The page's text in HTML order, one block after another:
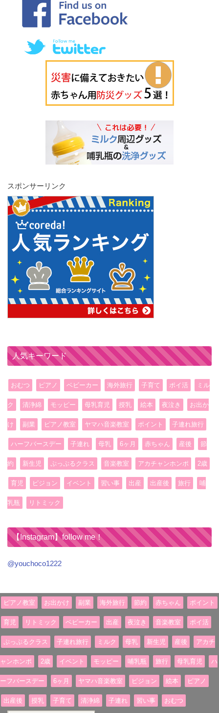
スポンサーリンク
人気キーワード
おむつ ピアノ ベビーカー 海外旅行 子育て ポイ活 ミル
ク 清浄綿 モッピー 母乳育児 授乳 絵本 夜泣き お出か
け 副業 ピアノ教室 ヤマハ音楽教室 ポイント 子連れ旅行
ハーフバースデー 子連れ 母乳 6ヶ月 赤ちゃん 産後 節
約 新生児 ぷっぷるクラス 音楽教室 アカチャンホンポ 2歳
育児 ピジョン イベント 習い事 出産 出産後 旅行 哺
乳瓶 リトミック
【Instagram】follow me！
@youchoco1222
ピアノ教室 お出かけ 副業 海外旅行 節約 赤ちゃん ポイント
育児 リトミック ベビーカー 出産 夜泣き 音楽教室 ポイ活
ぷっぷるクラス 子連れ旅行 ミルク 母乳 新生児 産後 アカチ
ャンホンポ 2歳 イベント モッピー 哺乳瓶 旅行 母乳育児 ハ
ーフバースデー 6ヶ月 ヤマハ音楽教室 ピジョン 絵本 ピアノ
出産後 授乳 子育て 清浄綿 子連れ 習い事 おむつ